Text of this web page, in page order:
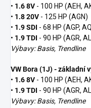
• 1.6 8V - 100 HP (AEH,
• 1.8 20V - 125 HP (AGN)
• 1.9 SDI - 68 HP (AGP,
• 1.9 TDI - 90 HP (AGR,
Výbavy: Basis, Trendline
VW Bora (1J) - základní
• 1.6 8V - 100 HP (AEH,
• 1.9 TDI - 90 HP (AGR,
Výbavy: Basis, Trendline